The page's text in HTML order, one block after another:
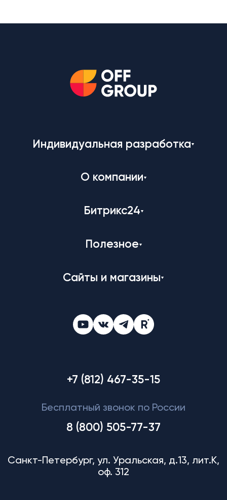
Индивидуальная разработка
О компании
Битрикс24
Полезное
Сайты и магазины
+7 (812) 467-35-15
Бесплатный звонок по России
8 (800) 505-77-37
Санкт-Петербург, ул. Уральская, д.13, лит.К,
оф. 312